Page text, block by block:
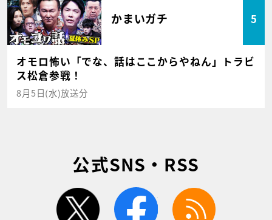
かまいガチ 5
オモロ怖い「でな、話はここからやねん」トラビ
ス松倉参戦！
8月5日(水)放送分
公式SNS・RSS
twitter facebook